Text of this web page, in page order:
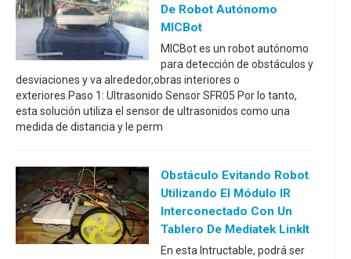
De Robot Autónomo
MICBot
MICBot es un robot autónomo
para detección de obstáculos y
desviaciones y va alrededor,obras interiores o
exteriores.Paso 1: Ultrasonido Sensor SFR05 Por lo tanto,
esta solución utiliza el sensor de ultrasonidos como una
medida de distancia y le perm
Obstáculo Evitando Robot
Utilizando El Módulo IR
Interconectado Con Un
Tablero De Mediatek LinkIt
En esta Intructable, podrá ser